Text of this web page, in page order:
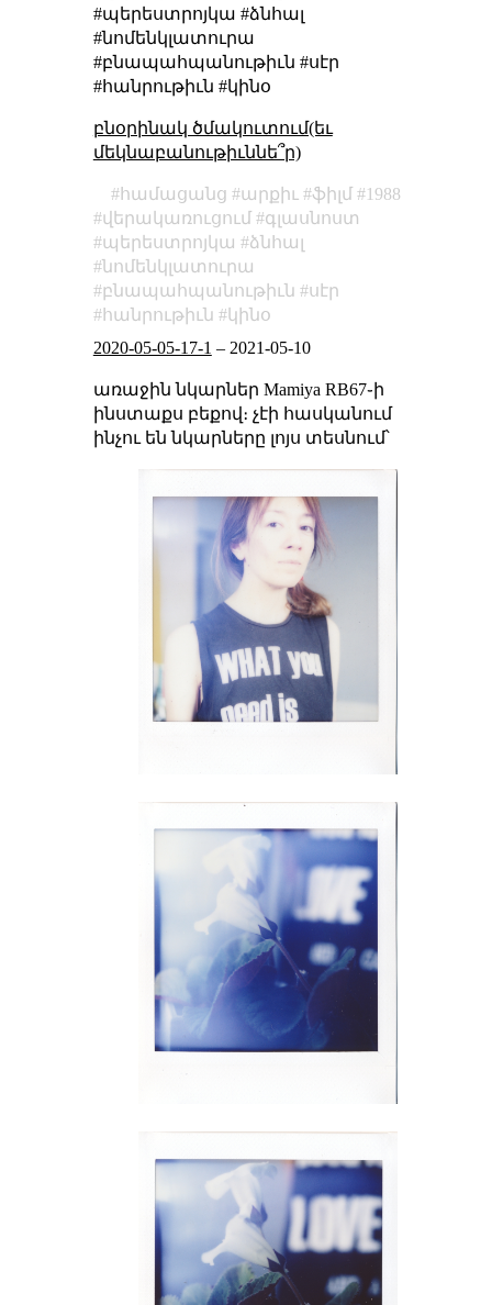
#պերեստրոյկա #ձնհալ
#նոմենկլատուրա
#բնապահպանութիւն #սէր
#հանրութիւն #կինօ
բնօրինակ ծմակուտում(եւ
մեկնաբանութիւննե՞ր)
համացանց արքիւ ֆիլմ
1988
վերակառուցում
գլասնոստ
պերեստրոյկա
ձնհալ
նոմենկլատուրա
բնապահպանութիւն
սէր
հանրութիւն
կինօ
2020-05-05-17-1 – 2021-05-10
առաջին նկարներ Mamiya RB67֊ի
ինստաքս բեքով։ չէի հասկանում
ինչու են նկարները լոյս տեսնում՝